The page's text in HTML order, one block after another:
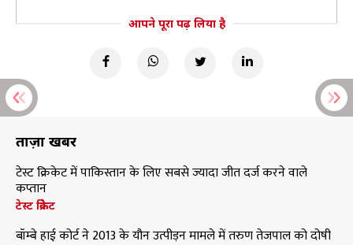
आपने पूरा पढ़ लिया है
ताज़ा खबरें
टेस्ट क्रिकेट में पाकिस्तान के लिए सबसे ज्यादा जीत दर्ज करने वाले
कप्तान
टेस्ट क्रिकेट
बॉम्बे हाई कोर्ट ने 2013 के यौन उत्पीड़न मामले में तरुण तेजपाल को दोषी